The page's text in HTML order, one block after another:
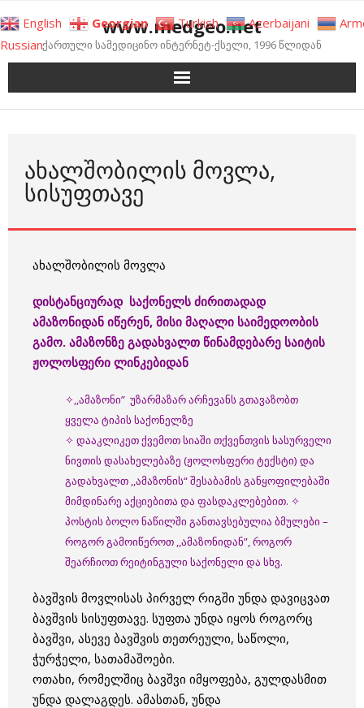
to
content
www.medgeo.net
ქართული სამედიცინო ინტერნეტ-ქსელი, 1996 წლიდან
ᲐᲮᲐᲚᲨᲝᲑᲘᲚᲘᲡ ᲛᲝᲕᲚᲐ,
ᲡᲘᲡᲣᲤᲗᲐᲕᲔ
ახალშობილის მოვლა
დისტანციურად საქონელს ძირითადად
ამაზონიდან იწერენ, მისი მაღალი საიმედოობის
გამო. ამაზონზე გადახვალთ წინამდებარე საიტის
ჟოლოსფერი ლინკებიდან
✧,,ამაზონი” უზარმაზარ არჩევანს გთავაზობთ
ყველა ტიპის საქონელზე
✧ დააკლიკეთ ქვემოთ სიაში თქვენთვის სასურველი
ნივთის დასახელებაზე (ჟოლოსფერი ტექსტი) და
გადახვალთ ,,ამაზონის“ შესაბამის განყოფილებაში
მიმდინარე აქციებითა და ფასდაკლებებით. ✧
პოსტის ბოლო ნაწილში განთავსებულია ბმულები –
როგორ გამოიწეროთ ,,ამაზონიდან”, როგორ
შეარჩიოთ რეიტინგული საქონელი და სხვ.
ბავშვის მოვლისას პირველ რიგში უნდა დავიცვათ
ბავშვის სისუფთავე. სუფთა უნდა იყოს როგორც
ბავშვი, ასევე ბავშვის თეთრეული, საწოლი,
ჭურჭელი, სათამაშოები.
ოთახი, რომელშიც ბავშვი იმყოფება, გულდასმით
უნდა დალაგდეს. ამასთან, უნდა
English Georgian Turkish Azerbaijani
Russian